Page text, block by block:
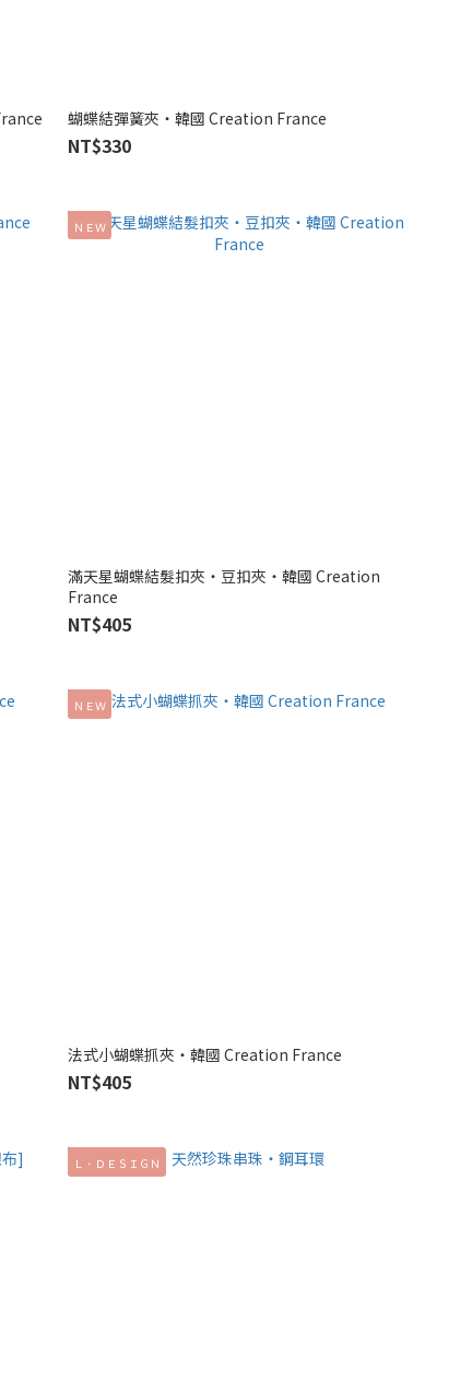
蝴蝶結彈簧夾‧韓國 Creation France
NT$330
ＮＥＷ
滿天星蝴蝶結髮扣夾‧豆扣夾‧韓國 Creation
France
NT$405
ＮＥＷ
法式小蝴蝶抓夾‧韓國 Creation France
NT$405
Ｌ．ＤＥＳＩＧＮ